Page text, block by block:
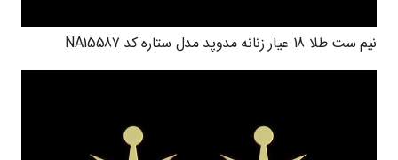
نیم ست طلا 18 عیار زنانه مدوپد مدل ستاره کد NA15587